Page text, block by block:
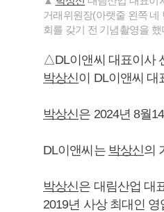
거래위원장(아랫줄 왼쪽
회를 갖기 전 기념촬영을
△DL이앤씨 대표이사
박상신이 DL이앤씨 대
박상신은 2024년 8월
DL이앤씨는 박상신의
박상신은 대림산업 대
2019년 사상 최대인